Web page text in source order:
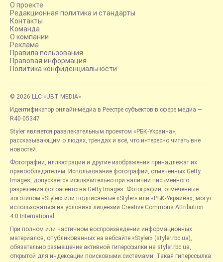
О проекте
Редакционная политика и стандарты
Контакты
Команда
О компании
Реклама
Правила пользования
Правовая информация
Политика конфиденциальности
© 2026 LLC «UBT MEDIA»
Идентификатор онлайн-медиа в Реестре субъектов в сфере медиа —
R40-05347
Styler является развлекательным проектом «РБК-Украина»,
рассказывающим о людях, трендах и всё, что интересно читать вне
новостей.
Фотографии, иллюстрации и другие изображения принадлежат их
правообладателям. Использование фотографий, отмеченных Getty
Images, допускается исключительно при наличии письменного
разрешения фотоагентства Getty Images. Фотографии, отмеченные
логотипом «Styler» или подписанные «Styler» или «РБК-Украина», могут
использоваться на условиях лицензии Creative Commons Attribution
4.0 International.
При полном или частичном воспроизведении информационных
материалов, опубликованных на вебсайте «Styler» (styler.rbc.ua),
обязательно размещение активной гиперссылки на styler.rbc.ua,
открытой для индексации поисковыми системами. Такая гиперссылка